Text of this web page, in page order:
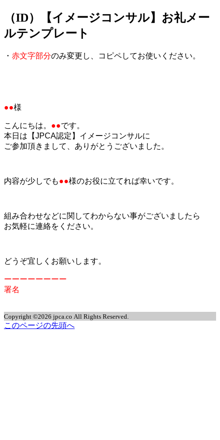
jpca.co
（ID）【イメージコンサル】お礼メー
ルテンプレート
・ 赤文字部分のみ変更し、コピペしてお使いください。
●●様
こんにちは。 ●●です。
本日は【JPCA認定】イメージコンサルに
ご参加頂きまして、ありがとうございました。
内容が少しでも●●様のお役に立てれば幸いです。
組み合わせなどに関してわからない事がございましたら
お気軽に連絡をください。
どうぞ宜しくお願いします。
ーーーーーーーー
署名
Copyright ©2026 jpca.co All Rights Reserved.
このページの先頭へ